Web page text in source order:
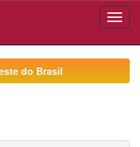
do Brasil